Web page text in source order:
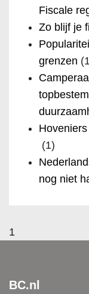
Fiscale
Zo blijf je
grenzen
(1)
nog niet
1
BC.nl